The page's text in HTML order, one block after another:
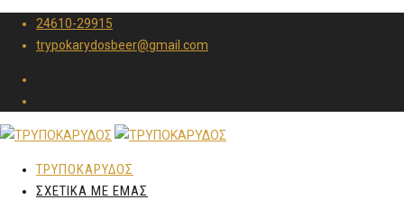
24610-29915
trypokarydosbeer@gmail.com
ΤΡΥΠΟΚΑΡΥΔΟΣ
ΣΧΕΤΙΚΑ ΜΕ ΕΜΑΣ